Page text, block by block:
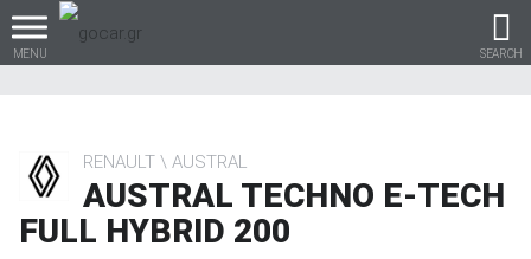
MENU SEARCH
Βρες τα πάντα για το
αυτοκίνητο!
RENAULT AUSTRAL
AUSTRAL TECHNO E-TECH
FULL HYBRID 200